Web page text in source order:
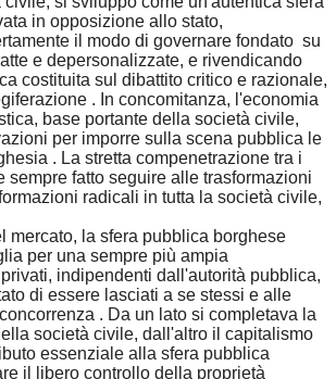
in opposizione allo stato,
il modo di governare fondato su
e depersonalizzate, e rivendicando
costituita sul dibattito critico e razionale,
. In concomitanza, l'economia
base portante della società civile,
per imporre sulla scena pubblica le
. La stretta compenetrazione tra i
sempre fatto seguire alle trasformazioni
radicali in tutta la società civile,
mercato, la sfera pubblica borghese
per una sempre più ampia
indipendenti dall'autorità pubblica,
di essere lasciati a se stessi e alle
. Da un lato si completava la
società civile, dall'altro il capitalismo
essenziale alla sfera pubblica
il libero controllo della proprietà